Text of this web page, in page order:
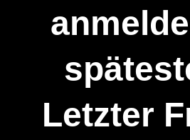
Letzter